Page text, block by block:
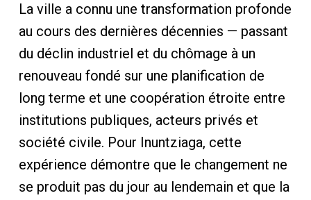
La ville a connu une transformation profonde
au cours des dernières décennies — passant
du déclin industriel et du chômage à un
renouveau fondé sur une planification de
long terme et une coopération étroite entre
institutions publiques, acteurs privés et
société civile. Pour Inuntziaga, cette
expérience démontre que le changement ne
se produit pas du jour au lendemain et que la